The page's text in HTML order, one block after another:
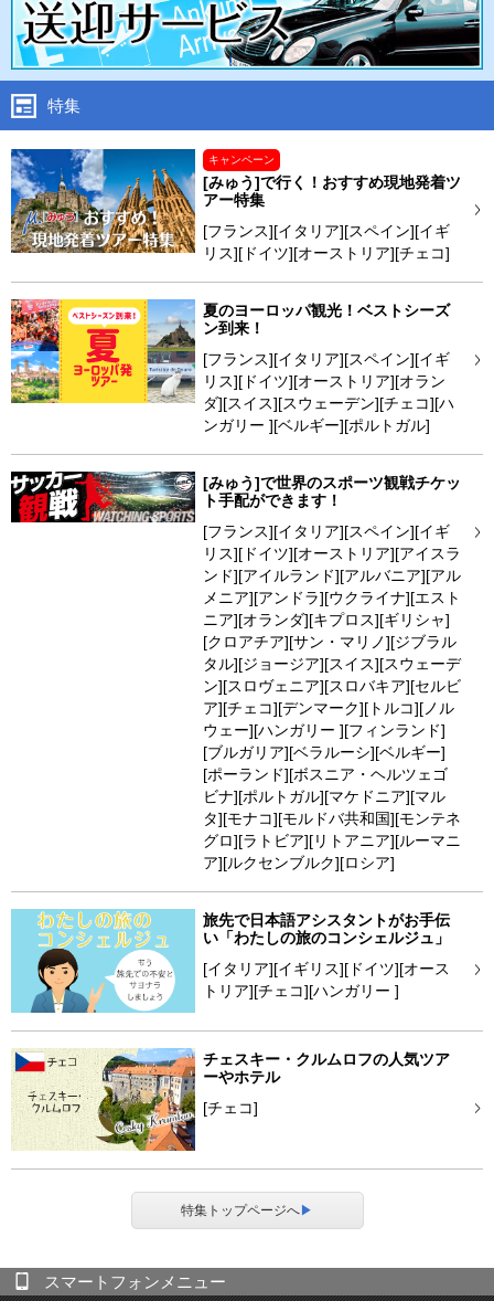
特集
キャンペーン
[みゅう]で行く！おすすめ現地発着ツ
アー特集
[フランス][イタリア][スペイン][イギ
リス][ドイツ][オーストリア][チェコ]
夏のヨーロッパ観光！ベストシーズ
ン到来！
[フランス][イタリア][スペイン][イギ
リス][ドイツ][オーストリア][オラン
ダ][スイス][スウェーデン][チェコ][ハ
ンガリー ][ベルギー][ポルトガル]
[みゅう]で世界のスポーツ観戦チケッ
ト手配ができます！
[フランス][イタリア][スペイン][イギ
リス][ドイツ][オーストリア][アイスラ
ンド][アイルランド][アルバニア][アル
メニア][アンドラ][ウクライナ][エスト
ニア][オランダ][キプロス][ギリシャ]
[クロアチア][サン・マリノ][ジブラル
タル][ジョージア][スイス][スウェーデ
ン][スロヴェニア][スロバキア][セルビ
ア][チェコ][デンマーク][トルコ][ノル
ウェー][ハンガリー ][フィンランド]
[ブルガリア][ベラルーシ][ベルギー]
[ポーランド][ボスニア・ヘルツェゴ
ビナ][ポルトガル][マケドニア][マル
タ][モナコ][モルドバ共和国][モンテネ
グロ][ラトビア][リトアニア][ルーマニ
ア][ルクセンブルク][ロシア]
旅先で日本語アシスタントがお手伝
い「わたしの旅のコンシェルジュ」
[イタリア][イギリス][ドイツ][オース
トリア][チェコ][ハンガリー ]
チェスキー・クルムロフの人気ツア
ーやホテル
[チェコ]
特集トップページへ▶
スマートフォンメニュー